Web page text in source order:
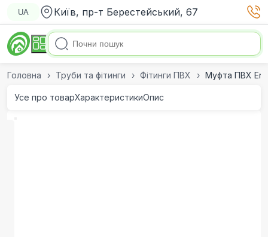
UA Київ, пр-т Берестейський, 67
Головна Труби та фітинги Фітинги ПВХ Муфта ПВХ Era
Усе про товарХарактеристикиОпис